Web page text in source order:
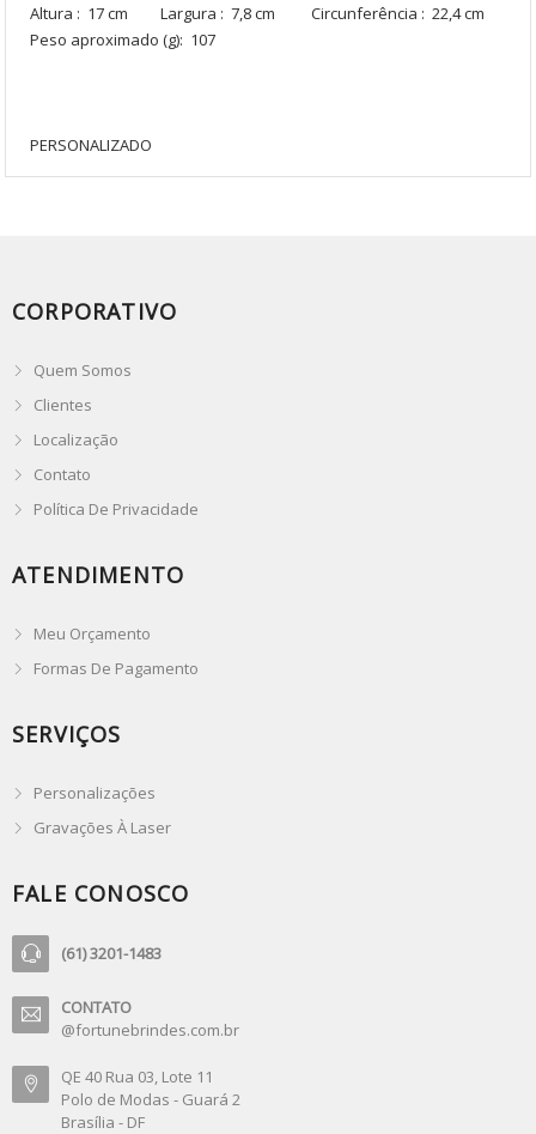
Altura : 17 cm Largura : 7,8 cm Circunferência : 22,4 cm
Peso aproximado (g): 107
PERSONALIZADO
CORPORATIVO
Quem Somos
Clientes
Localização
Contato
Política De Privacidade
ATENDIMENTO
Meu Orçamento
Formas De Pagamento
SERVIÇOS
Personalizações
Gravações À Laser
FALE CONOSCO
(61) 3201-1483
CONTATO
@fortunebrindes.com.br
QE 40 Rua 03, Lote 11
Polo de Modas - Guará 2
Brasília - DF